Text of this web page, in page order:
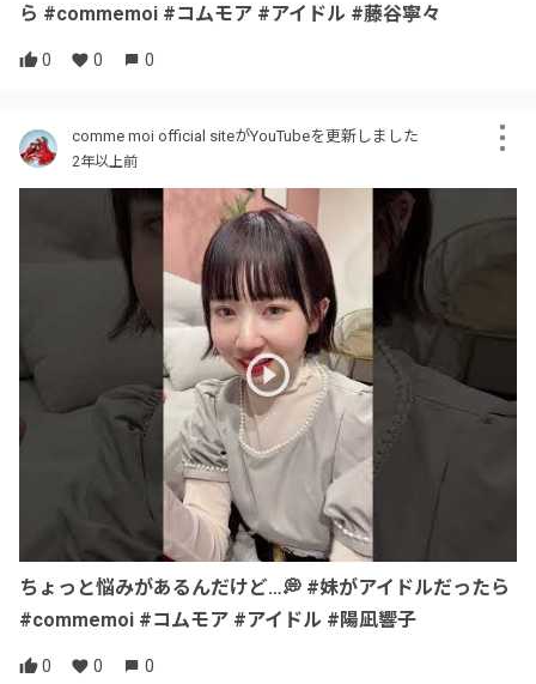
ら #commemoi #コムモア #アイドル #藤谷寧々
0 0 0
comme moi official siteがYouTubeを更新しました
2年以上前
ちょっと悩みがあるんだけど…💭 #妹がアイドルだったら
#commemoi #コムモア #アイドル #陽凪響子
0 0 0